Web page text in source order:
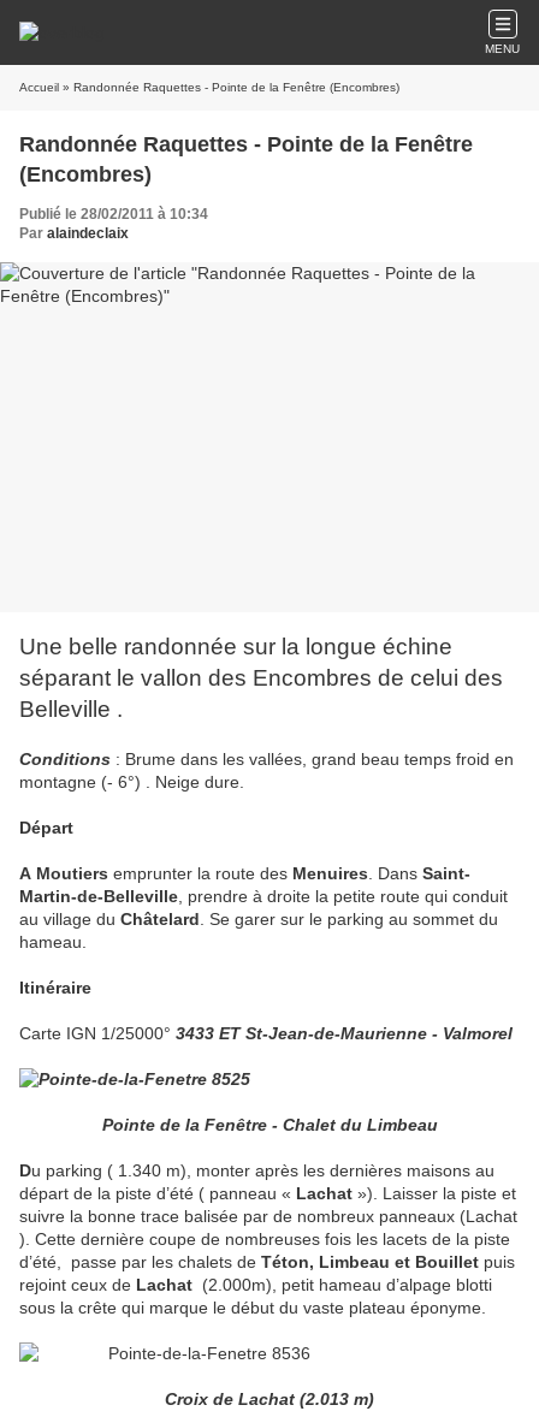
MENU
Accueil » Randonnée Raquettes - Pointe de la Fenêtre (Encombres)
Randonnée Raquettes - Pointe de la Fenêtre
(Encombres)
Publié le 28/02/2011 à 10:34
Par alaindeclaix
Une belle randonnée sur la longue échine
séparant le vallon des Encombres de celui des
Belleville .
Conditions : Brume dans les vallées, grand beau temps froid en
montagne (- 6°) . Neige dure.
Départ
A Moutiers emprunter la route des Menuires . Dans Saint-
Martin-de-Belleville , prendre à droite la petite route qui conduit
au village du Châtelard . Se garer sur le parking au sommet du
hameau.
Itinéraire
Carte IGN 1/25000° 3433 ET St-Jean-de-Maurienne - Valmorel
Pointe de la Fenêtre - Chalet du Limbeau
Du parking ( 1.340 m), monter après les dernières maisons au
départ de la piste d’été ( panneau « Lachat »). Laisser la piste et
suivre la bonne trace balisée par de nombreux panneaux (Lachat
). Cette dernière coupe de nombreuses fois les lacets de la piste
d’été,
passe par les chalets de Téton, Limbeau et Bouillet puis
rejoint ceux de Lachat (2.000m), petit hameau d’alpage blotti
sous la crête qui marque le début du vaste plateau éponyme.
Croix de Lachat (2.013 m)